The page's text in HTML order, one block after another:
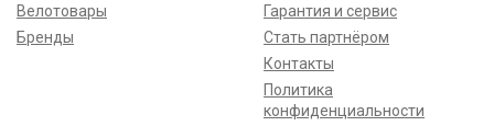
Велотовары
Бренды
Гарантия и сервис
Стать партнёром
Контакты
Политика
конфиденциальности